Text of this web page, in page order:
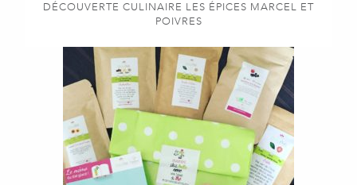
DÉCOUVERTE CULINAIRE LES ÉPICES MARCEL ET
POIVRES